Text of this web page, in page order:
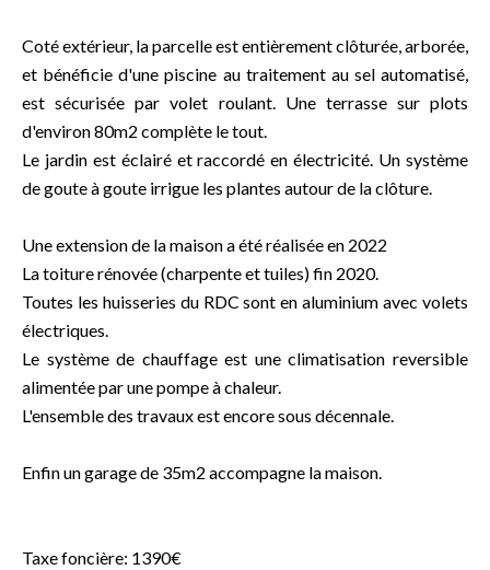
Coté extérieur, la parcelle est entièrement clôturée, arborée,
et bénéficie d'une piscine au traitement au sel automatisé,
est sécurisée par volet roulant. Une terrasse sur plots
d'environ 80m2 complète le tout.
Le jardin est éclairé et raccordé en électricité. Un système
de goute à goute irrigue les plantes autour de la clôture.
Une extension de la maison a été réalisée en 2022
La toiture rénovée (charpente et tuiles) fin 2020.
Toutes les huisseries du RDC sont en aluminium avec volets
électriques.
Le système de chauffage est une climatisation reversible
alimentée par une pompe à chaleur.
L'ensemble des travaux est encore sous décennale.
Enfin un garage de 35m2 accompagne la maison.
Taxe foncière: 1390€